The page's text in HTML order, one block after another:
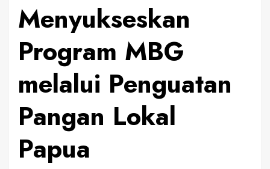
Menyukseskan
Program MBG
melalui Penguatan
Pangan Lokal
Papua